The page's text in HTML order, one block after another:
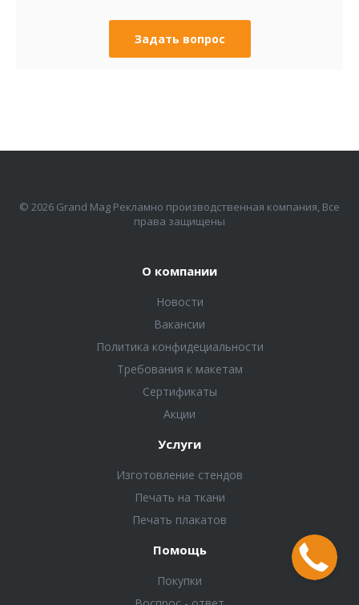
Задать вопрос
© 2026 Grand Mag Рекламно производственная компания, Все
права защищены
О компании
Новости
Вакансии
Политика конфидециальности
Требования к макетам
Сертификаты
Акции
Услуги
Изготовление стендов
Печать на ткани
Печать плакатов
Помощь
Покупки